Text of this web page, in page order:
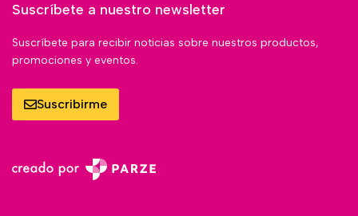
Suscríbete a nuestro newsletter
Suscríbete para recibir noticias sobre nuestros productos,
promociones y eventos.
Suscribirme